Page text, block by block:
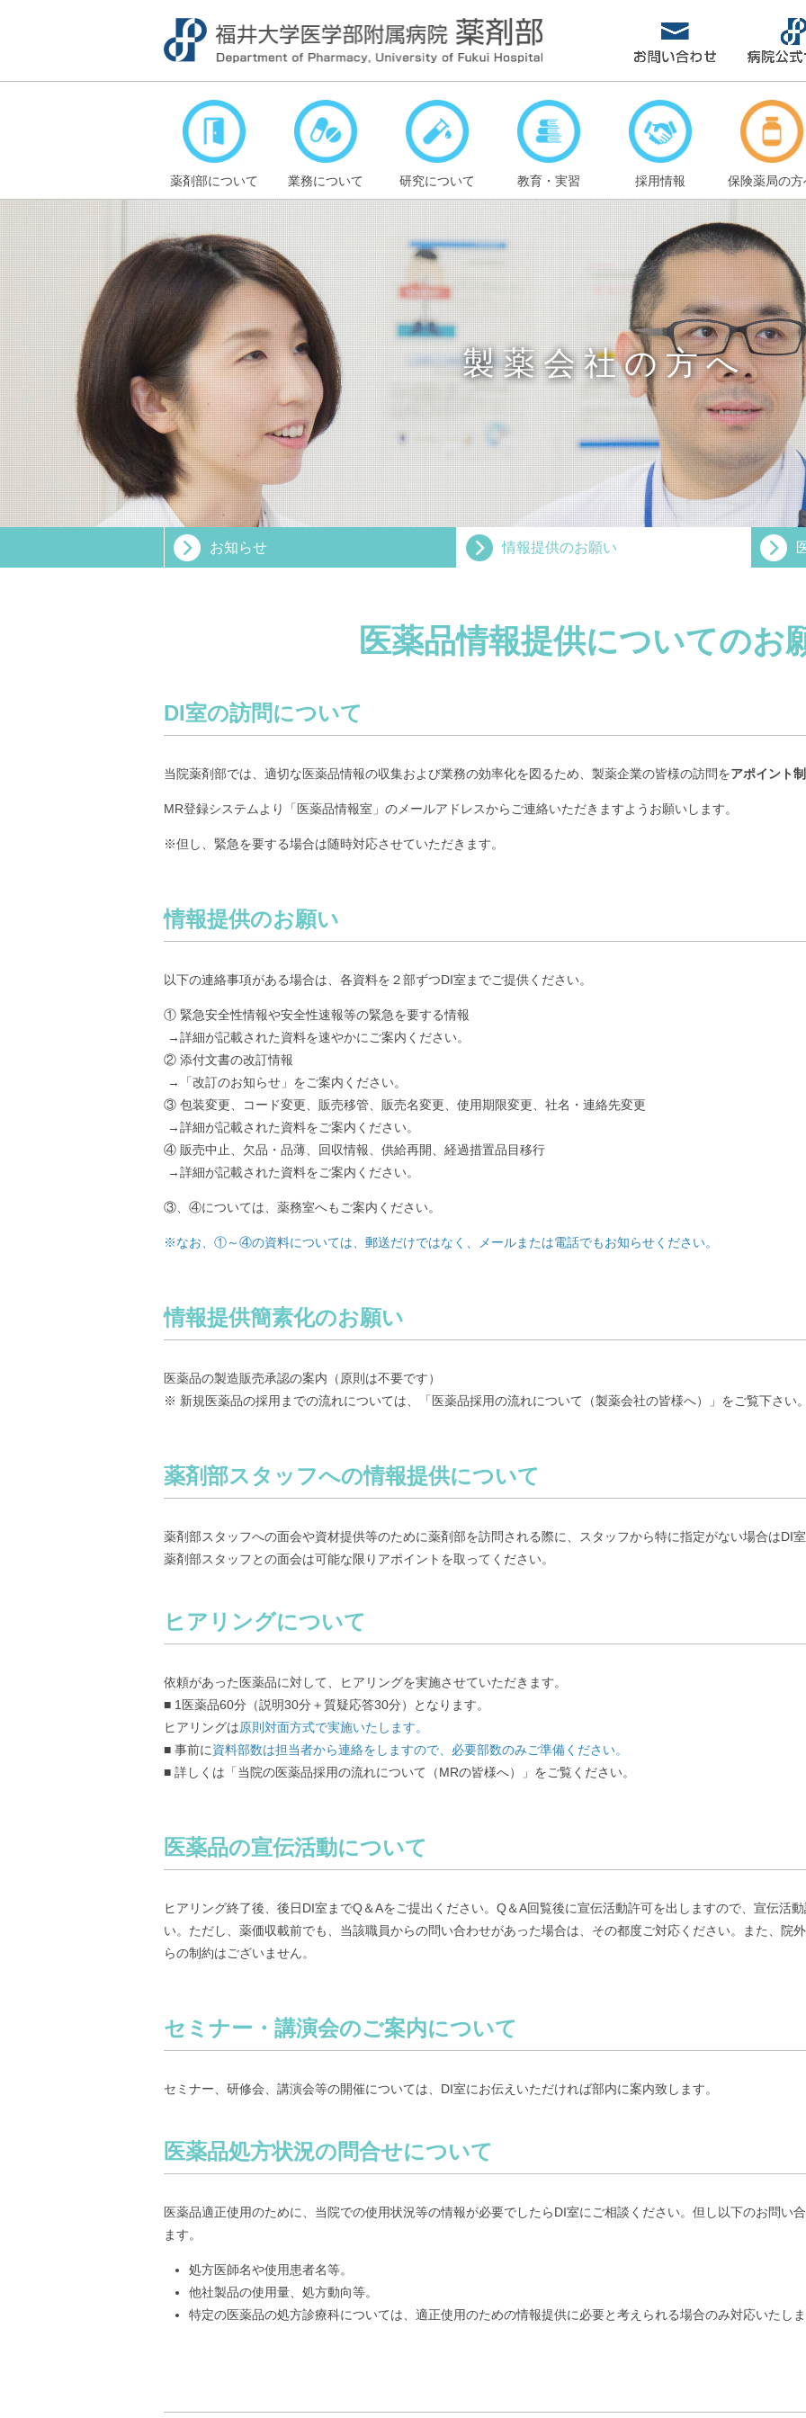
薬剤部について 業務について 研究について 教育・実習 採用情報 保険薬局の方
製薬会社の方へ
お知らせ 情報提供のお願い
医薬品情報提供についてのお
DI室の訪問について
当院薬剤部では、適切な医薬品情報の収集および業務の効率化を図るため、製薬企業の皆様の訪問をアポイント制
MR登録システムより「医薬品情報室」のメールアドレスからご連絡いただきますようお願いします。
※但し、緊急を要する場合は随時対応させていただきます。
情報提供のお願い
以下の連絡事項がある場合は、各資料を２部ずつDI室までご提供ください。
① 緊急安全性情報や安全性速報等の緊急を要する情報
→詳細が記載された資料を速やかにご案内ください。
② 添付文書の改訂情報
→「改訂のお知らせ」をご案内ください。
③ 包装変更、コード変更、販売移管、販売名変更、使用期限変更、社名・連絡先変更
→詳細が記載された資料をご案内ください。
④ 販売中止、欠品・品薄、回収情報、供給再開、経過措置品目移行
→詳細が記載された資料をご案内ください。
③、④については、薬務室へもご案内ください。
※なお、①～④の資料については、郵送だけではなく、メールまたは電話でもお知らせください。
情報提供簡素化のお願い
医薬品の製造販売承認の案内（原則は不要です）
※ 新規医薬品の採用までの流れについては、「医薬品採用の流れについて（製薬会社の皆様へ）」をご覧下さい。
薬剤部スタッフへの情報提供について
薬剤部スタッフへの面会や資材提供等のために薬剤部を訪問される際に、スタッフから特に指定がない場合はDI室
薬剤部スタッフとの面会は可能な限りアポイントを取ってください。
ヒアリングについて
依頼があった医薬品に対して、ヒアリングを実施させていただきます。
■ 1医薬品60分（説明30分＋質疑応答30分）となります。
ヒアリングは原則対面方式で実施いたします。
■ 事前に 資料部数は担当者から連絡をしますので、必要部数のみご準備ください。
■ 詳しくは「当院の医薬品採用の流れについて（MRの皆様へ）」をご覧ください。
医薬品の宣伝活動について
ヒアリング終了後、後日DI室までQ＆Aをご提出ください。Q＆A回覧後に宣伝活動許可を出しますので、宣伝活
い。ただし、薬価収載前でも、当該職員からの問い合わせがあった場合は、その都度ご対応ください。また、院
らの制約はございません。
セミナー・講演会のご案内について
セミナー、研修会、講演会等の開催については、DI室にお伝えいただければ部内に案内致します。
医薬品処方状況の問合せについて
医薬品適正使用のために、当院での使用状況等の情報が必要でしたらDI室にご相談ください。但し以下のお問い
ます。
処方医師名や使用患者名等。
他社製品の使用量、処方動向等。
特定の医薬品の処方診療科については、適正使用のための情報提供に必要と考えられる場合のみ対応いたしま